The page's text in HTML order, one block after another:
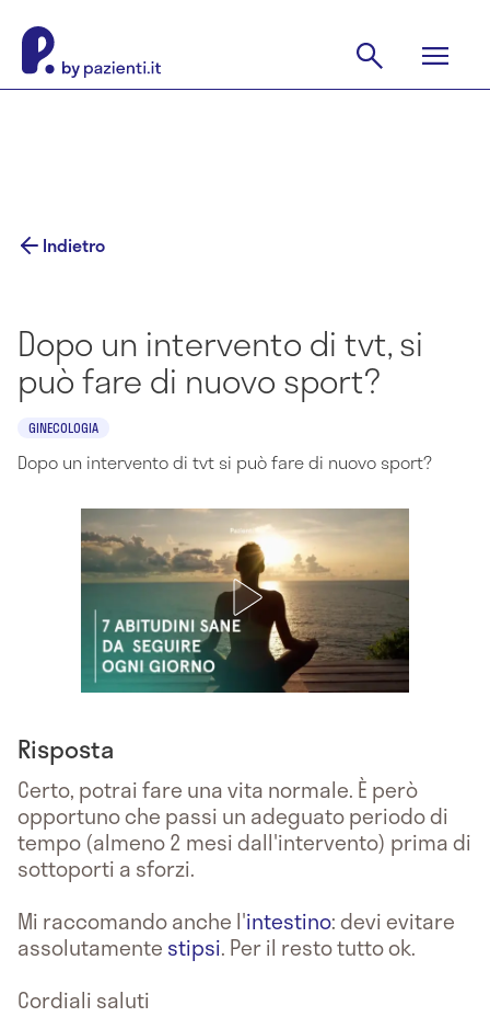
Indietro
Dopo un intervento di tvt, si
può fare di nuovo sport?
GINECOLOGIA
Dopo un intervento di tvt si può fare di nuovo sport?
Risposta
Certo, potrai fare una vita normale. È però
opportuno che passi un adeguato periodo di
tempo (almeno 2 mesi dall'intervento) prima di
sottoporti a sforzi.
Mi raccomando anche l'intestino: devi evitare
assolutamente stipsi. Per il resto tutto ok.
Cordiali saluti